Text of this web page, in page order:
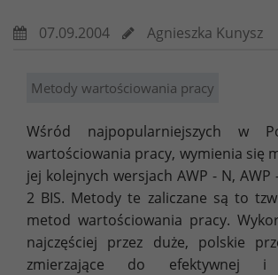
07.09.2004 Agnieszka Kunysz
Metody wartościowania pracy
Wśród najpopularniejszych w
wartościowania pracy, wymienia się
jej kolejnych wersjach AWP - N, AWP
2 BIS. Metody te zaliczane są to
metod wartościowania pracy.
najczęściej przez duże, polskie
zmierzające do efektywnej i